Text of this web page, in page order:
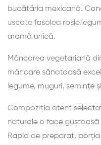
bucătăria mexicană.
uscate fasolea
aromă unică.
Mâncarea vegetariană
mâncare sănatoasă
legume, muguri, semințe
Compoziția atent
naturale o face
Rapid de preparat,